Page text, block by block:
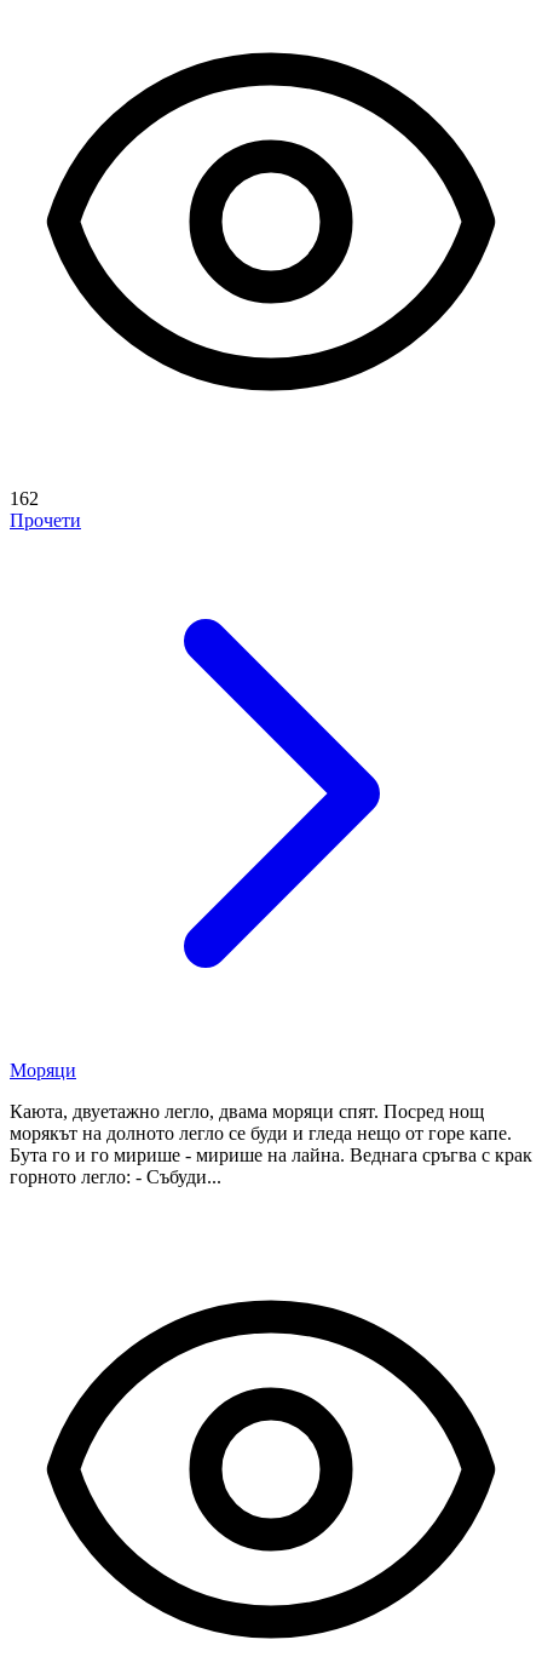
162
Прочети
Моряци
Каюта, двуетажно легло, двама моряци спят. Посред нощ
морякът на долното легло се буди и гледа нещо от горе капе.
Бута го и го мирише - мирише на лайна. Веднага сръгва с крак
горното легло: - Събуди...